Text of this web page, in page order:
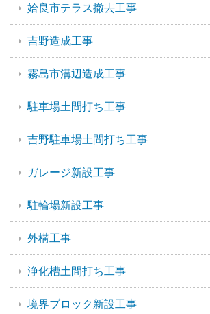
姶良市テラス撤去工事
吉野造成工事
霧島市溝辺造成工事
駐車場土間打ち工事
吉野駐車場土間打ち工事
ガレージ新設工事
駐輪場新設工事
外構工事
浄化槽土間打ち工事
境界ブロック新設工事